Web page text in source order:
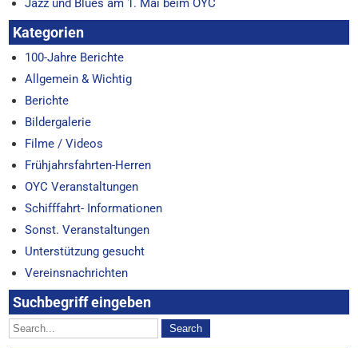
Jazz und Blues am 1. Mai beim OYC
Kategorien
100-Jahre Berichte
Allgemein & Wichtig
Berichte
Bildergalerie
Filme / Videos
Frühjahrsfahrten-Herren
OYC Veranstaltungen
Schifffahrt- Informationen
Sonst. Veranstaltungen
Unterstützung gesucht
Vereinsnachrichten
Suchbegriff eingeben